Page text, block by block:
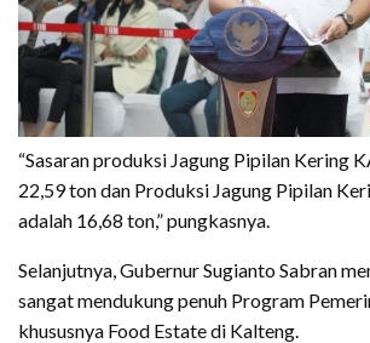
“Sasaran produksi Jagung Pipilan Kering
22,59 ton dan Produksi Jagung Pipilan
adalah 16,68 ton,” pungkasnya.
Selanjutnya, Gubernur Sugianto Sabran
sangat mendukung penuh Program
khususnya Food Estate di Kalteng.